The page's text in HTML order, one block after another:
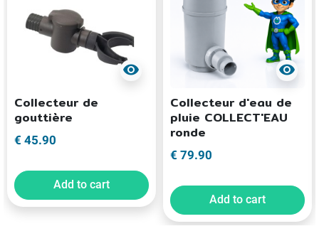
visibility
Collecteur de
gouttière
€ 45.90
Add to cart
visibility
Collecteur d'eau de
pluie COLLECT'EAU
ronde
€ 79.90
Add to cart